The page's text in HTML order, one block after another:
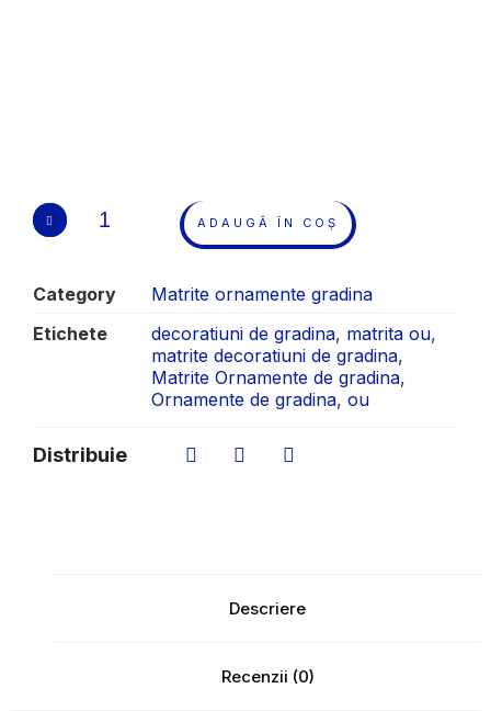
ADAUGĂ ÎN COȘ
Category
Matrite ornamente gradina
Etichete
decoratiuni de gradina, matrita ou,
matrite decoratiuni de gradina,
Matrite Ornamente de gradina,
Ornamente de gradina, ou
Distribuie
Descriere
Recenzii (0)